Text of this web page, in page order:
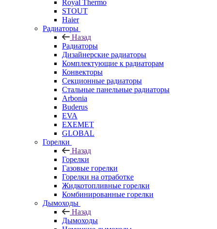
Royal Thermo
STOUT
Haier
Радиаторы
Назад
Радиаторы
Дизайнерские радиаторы
Комплектующие к радиаторам
Конвекторы
Секционные радиаторы
Стальные панельные радиаторы
Arbonia
Buderus
EVA
EXEMET
GLOBAL
Горелки
Назад
Горелки
Газовые горелки
Горелки на отработке
Жидкотопливные горелки
Комбинированные горелки
Дымоходы
Назад
Дымоходы